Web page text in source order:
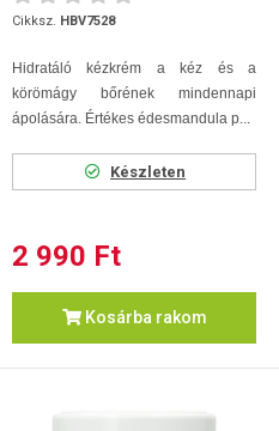
Cikksz. HBV7528
Hidratáló kézkrém a kéz és a
körömágy bőrének mindennapi
ápolására. Értékes édesmandula p...
Készleten
2 990 Ft
Kosárba rakom